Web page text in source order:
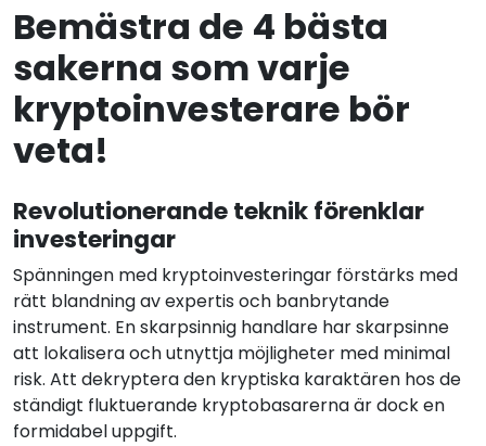
Bemästra de 4 bästa
sakerna som varje
kryptoinvesterare bör
veta!
Revolutionerande teknik förenklar
investeringar
Spänningen med kryptoinvesteringar förstärks med
rätt blandning av expertis och banbrytande
instrument. En skarpsinnig handlare har skarpsinne
att lokalisera och utnyttja möjligheter med minimal
risk. Att dekryptera den kryptiska karaktären hos de
ständigt fluktuerande kryptobasarerna är dock en
formidabel uppgift.